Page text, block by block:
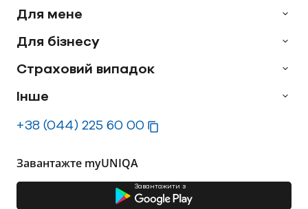
Для мене
Для бізнесу
Страховий випадок
Інше
+38 (044) 225 60 00
Завантажте myUNIQA
Завантажити з